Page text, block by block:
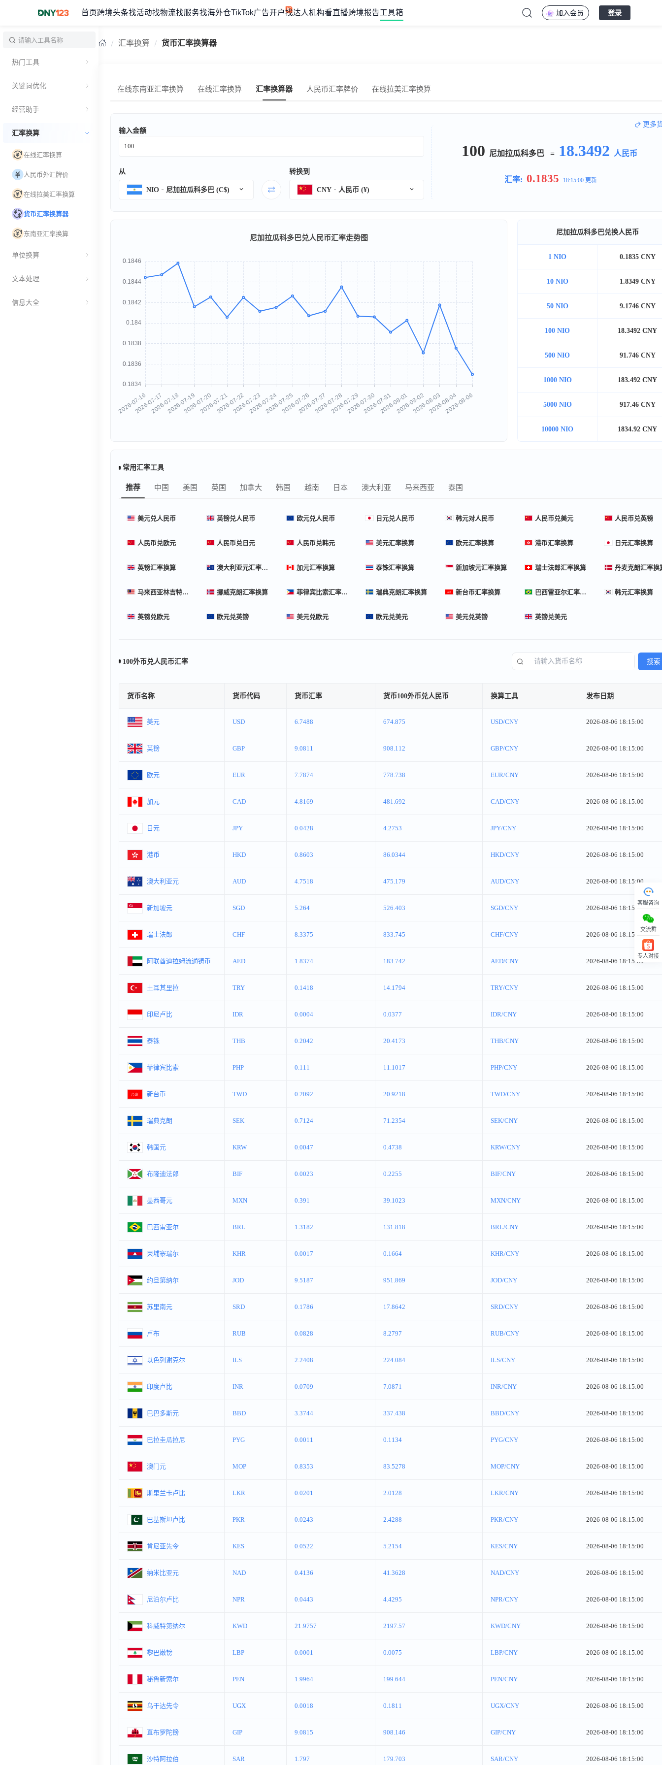
首页 跨境头条找活动找物流找服务找海外仓TikTok广告开户找达人机构看直播跨境报告工具箱 加入会员 登录
热门工具
关键词优化
经营助手
汇率换算
在线汇率换算
人民币外汇牌价
在线拉美汇率换算
货币汇率换算器
东南亚汇率换算
单位换算
文本处理
信息大全
汇率换算 货币汇率换算器
在线东南亚汇率换算 在线汇率换算 汇率换算器 人民币汇率牌价 在线拉美汇率换算
更多
输入金额
从
NIO 尼加拉瓜科多巴 (C$)
转换到
CNY 人民币 (¥)
100 尼加拉瓜科多巴 = 18.3492 人民币
汇率: 0.1835 18:15:00 更新
尼加拉瓜科多巴兑换人民币
1 NIO 0.1835 CNY
10 NIO 1.8349 CNY
50 NIO 9.1746 CNY
100 NIO 18.3492 CNY
500 NIO 91.746 CNY
1000 NIO 183.492 CNY
5000 NIO 917.46 CNY
10000 NIO 1834.92 CNY
常用汇率工具
推荐 中国 美国 英国 加拿大 韩国 越南 日本 澳大利亚 马来西亚 泰国
美元兑人民币 英镑兑人民币 欧元兑人民币 日元兑人民币 韩元对人民币 人民币兑美元 人民币兑英镑
人民币兑欧元 人民币兑日元 人民币兑韩元 美元汇率换算 欧元汇率换算 港币汇率换算 日元汇率换算
英镑汇率换算 澳大利亚元汇率换算 加元汇率换算 泰铢汇率换算 新加坡元汇率换算 瑞士法郎汇率换算 丹麦克朗汇率换
马来西亚林吉特汇率换算 挪威克朗汇率换算 菲律宾比索汇率换算 瑞典克朗汇率换算 新台币汇率换算 巴西雷亚尔汇率换算 韩元汇率换算
英镑兑欧元 欧元兑英镑 美元兑欧元 欧元兑美元 美元兑英镑 英镑兑美元
100外币兑人民币汇率 搜索
货币名称 货币代码 货币汇率 货币100外币兑人民币 换算工具 发布日期
美元 USD 6.7488 674.875 USD/CNY 2026-08-06 18:15:00
英镑 GBP 9.0811 908.112 GBP/CNY 2026-08-06 18:15:00
欧元 EUR 7.7874 778.738 EUR/CNY 2026-08-06 18:15:00
加元 CAD 4.8169 481.692 CAD/CNY 2026-08-06 18:15:00
日元 JPY 0.0428 4.2753 JPY/CNY 2026-08-06 18:15:00
港币 HKD 0.8603 86.0344 HKD/CNY 2026-08-06 18:15:00
澳大利亚元 AUD 4.7518 475.179 AUD/CNY 2026-08-06 18:15:00
新加坡元 SGD 5.264 526.403 SGD/CNY 2026-08-06 18:15:00
瑞士法郎 CHF 8.3375 833.745 CHF/CNY 2026-08-06 18:15:00
阿联酋迪拉姆流通铸币 AED 1.8374 183.742 AED/CNY 2026-08-06 18:15:00
土耳其里拉 TRY 0.1418 14.1794 TRY/CNY 2026-08-06 18:15:00
印尼卢比 IDR 0.0004 0.0377 IDR/CNY 2026-08-06 18:15:00
泰铢 THB 0.2042 20.4173 THB/CNY 2026-08-06 18:15:00
菲律宾比索 PHP 0.111 11.1017 PHP/CNY 2026-08-06 18:15:00
新台币 TWD 0.2092 20.9218 TWD/CNY 2026-08-06 18:15:00
瑞典克朗 SEK 0.7124 71.2354 SEK/CNY 2026-08-06 18:15:00
韩国元 KRW 0.0047 0.4738 KRW/CNY 2026-08-06 18:15:00
布隆迪法郎 BIF 0.0023 0.2255 BIF/CNY 2026-08-06 18:15:00
墨西哥元 MXN 0.391 39.1023 MXN/CNY 2026-08-06 18:15:00
巴西雷亚尔 BRL 1.3182 131.818 BRL/CNY 2026-08-06 18:15:00
柬埔寨瑞尔 KHR 0.0017 0.1664 KHR/CNY 2026-08-06 18:15:00
约旦第纳尔 JOD 9.5187 951.869 JOD/CNY 2026-08-06 18:15:00
苏里南元 SRD 0.1786 17.8642 SRD/CNY 2026-08-06 18:15:00
卢布 RUB 0.0828 8.2797 RUB/CNY 2026-08-06 18:15:00
以色列谢克尔 ILS 2.2408 224.084 ILS/CNY 2026-08-06 18:15:00
印度卢比 INR 0.0709 7.0871 INR/CNY 2026-08-06 18:15:00
巴巴多斯元 BBD 3.3744 337.438 BBD/CNY 2026-08-06 18:15:00
巴拉圭瓜拉尼 PYG 0.0011 0.1134 PYG/CNY 2026-08-06 18:15:00
澳门元 MOP 0.8353 83.5278 MOP/CNY 2026-08-06 18:15:00
斯里兰卡卢比 LKR 0.0201 2.0128 LKR/CNY 2026-08-06 18:15:00
巴基斯坦卢比 PKR 0.0243 2.4288 PKR/CNY 2026-08-06 18:15:00
肯尼亚先令 KES 0.0522 5.2154 KES/CNY 2026-08-06 18:15:00
纳米比亚元 NAD 0.4136 41.3628 NAD/CNY 2026-08-06 18:15:00
尼泊尔卢比 NPR 0.0443 4.4295 NPR/CNY 2026-08-06 18:15:00
科威特第纳尔 KWD 21.9757 2197.57 KWD/CNY 2026-08-06 18:15:00
黎巴嫩镑 LBP 0.0001 0.0075 LBP/CNY 2026-08-06 18:15:00
秘鲁新索尔 PEN 1.9964 199.644 PEN/CNY 2026-08-06 18:15:00
乌干达先令 UGX 0.0018 0.1811 UGX/CNY 2026-08-06 18:15:00
直布罗陀镑 GIP 9.0815 908.146 GIP/CNY 2026-08-06 18:15:00
沙特阿拉伯 SAR 1.797 179.703 SAR/CNY 2026-08-06 18:15:00
客服咨询
交流群
专人对接
回顶部